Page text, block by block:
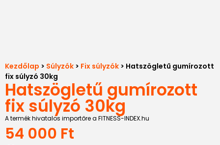
Kezdőlap > Súlyzók > Fix súlyzók > Hatszögletű gumírozott
fix súlyzó 30kg
Hatszögletű gumírozott
fix súlyzó 30kg
A termék hivatalos importőre a FITNESS-INDEX.hu
54 000 Ft